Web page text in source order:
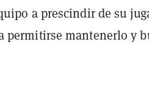
a prescindir de su
permitirse mantenerlo y